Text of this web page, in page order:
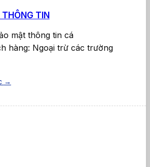
TIN
mật thông tin cá
hàng: Ngoại trừ các trường
→